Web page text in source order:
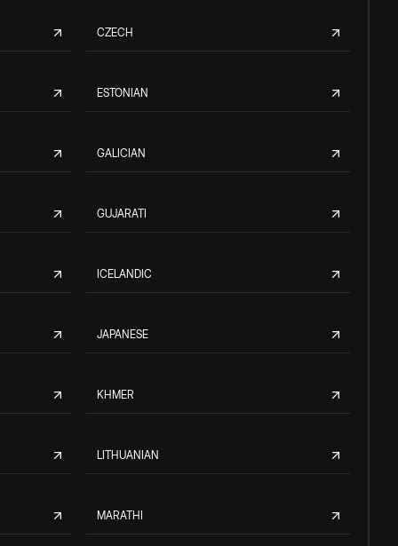
CZECH
ESTONIAN
GALICIAN
GUJARATI
ICELANDIC
JAPANESE
KHMER
LITHUANIAN
MARATHI